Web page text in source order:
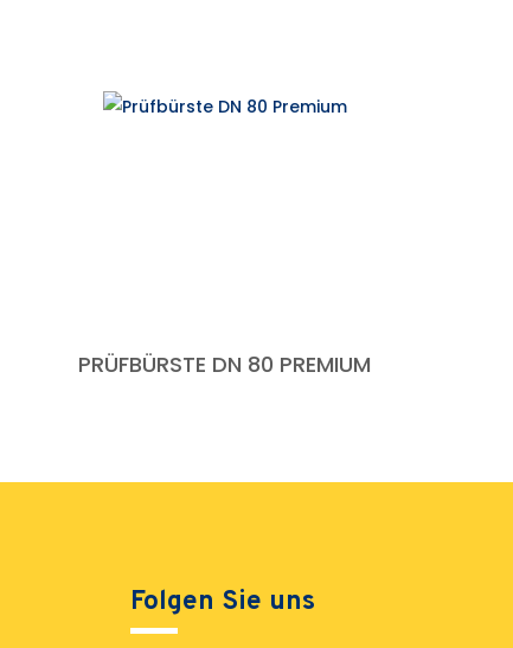
PRÜFBÜRSTE DN 80 PREMIUM
Folgen Sie uns